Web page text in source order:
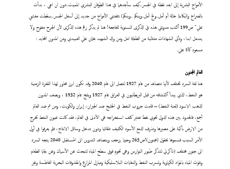
الأمواج البشرية إلى ابعد نقطة في الجسر..كيف سأجدهما في هذا الطوفان البشري المميت..دون ان اعي ، بدأت
بالصراخ والبكاء( خالة أم أمل..ولج أمل..وينكم ..وينكم) دفعتني الأمواج من جديد إلى أسفل الجسر..سقطت مغشي
علي" ص199 اكتب مدونتي هذه في الذكرى السنوية للفاجعة! هنا لم يذكر رقم هذه الذكرى لأن الجرح مفتوح ولا
يندمل ابدا، وتأتي الشهادات متتالية من الطفلة امل ومن والد الشهيد عثمان علي العبيدي ومن المدون المحايد :
مسعود كاكا علي.
العالم المجنون
هنا لغة السرد تختلف لأنها تتصاعد من عام 1927 لتصل الى عام 2040 وقد تكون ابرز محاور لهذا القفزة الزمنية
هو النفط، الذي يبدأ اكتشافه من قبل البريطانيون في العراق عام 1927 وينتج عام 1932 ، ويصف المدون
الذهب الاسود (لعنة النفط) – قامت حروب النفط في الخليج ضد الجيران، إيران والكويت، ومن ثم ضد العالم
أجمع، فالحدود بين هذه الدول تحوي نفطا تعتبر كلف استخراجه هي الأدنى في العالم، فقد كانت عيون النفط تخرج
من الارض باكية على مصيرها وتذرف الدمع الأسود الكثيف تلقائيا ودون تدخل وسائل الانتاج، فلم يعرفوا في أول
الأمر السبب فسموها بحقول (مجنون)!ص265 وحينما يزحف ويتصاعد التدوين الى المستقبل 2040 يتجه السرد
الى جنون مختلف (ذاكرتي لتذكر طيور النوارس وهي تحوم فوق سطح المياه لتبحث عن الأسماك وعن بقايا الطعام
وتلوث المياه بالمواد الكيماوية وتسرب النفط والنفايات البلاستيكية ومبازل المزارع والمقذوفات البحرية الغاطسة وغير